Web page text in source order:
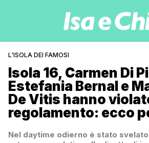
L'ISOLA DEI FAMOSI
Isola 16, Carmen Di
Estefania Bernal e
De Vitis hanno
regolamento: ecco
Nel daytime odierno è stato